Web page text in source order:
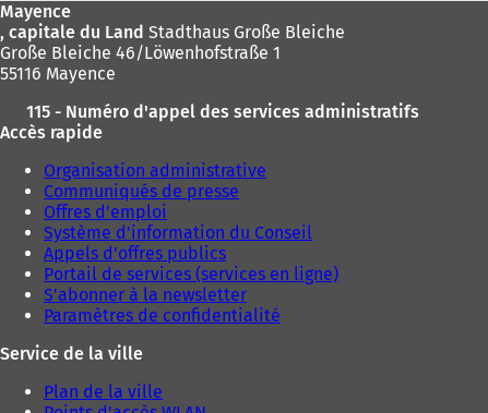
Mayence
, capitale du Land Stadthaus Große Bleiche
Große Bleiche 46/Löwenhofstraße 1
55116 Mayence
115 - Numéro d'appel des services administratifs
Accès rapide
Organisation administrative
Communiqués de presse
Offres d'emploi
Système d'information du Conseil
Appels d'offres publics
Portail de services (services en ligne)
S'abonner à la newsletter
Paramètres de confidentialité
Service de la ville
Plan de la ville